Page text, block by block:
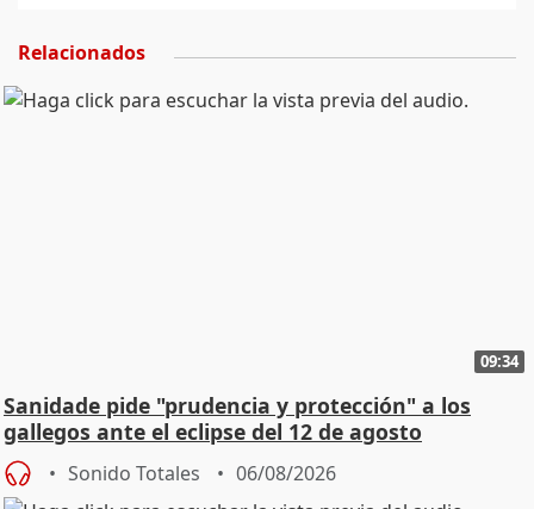
Relacionados
09:34
Sanidade pide "prudencia y protección" a los
gallegos ante el eclipse del 12 de agosto
Sonido Totales 06/08/2026